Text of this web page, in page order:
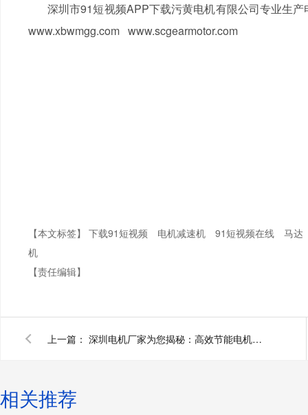
深圳市91短视频APP下载污黄电机有限公司专业生
www.xbwmgg.com www.scgearmotor.com
【本文标签】 下载91短视频 电机减速机 91短视频在线
马达
机
【责任编辑】
上一篇： 深圳电机厂家为您揭秘：高效节能电机与变频节能电机区别
相关推荐